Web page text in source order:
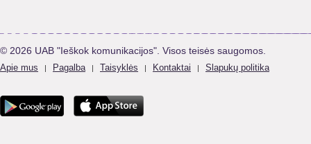
© 2026 UAB "Ieškok komunikacijos". Visos teisės saugomos.
Apie mus | Pagalba | Taisyklės | Kontaktai | Slapukų politika